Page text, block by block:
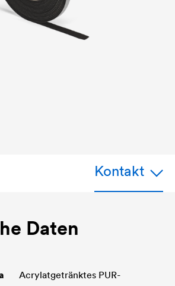
Kontakt
Daten
Acrylatgetränktes PUR-